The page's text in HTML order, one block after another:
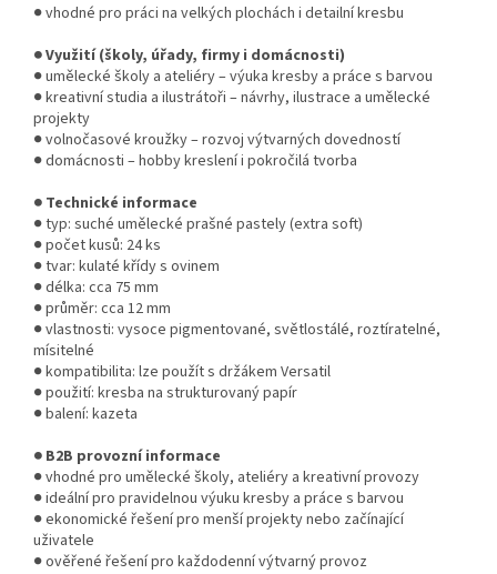
● vhodné pro práci na velkých plochách i detailní kresbu
● Využití (školy, úřady, firmy i domácnosti)
● umělecké školy a ateliéry – výuka kresby a práce s barvou
● kreativní studia a ilustrátoři – návrhy, ilustrace a umělecké
projekty
● volnočasové kroužky – rozvoj výtvarných dovedností
● domácnosti – hobby kreslení i pokročilá tvorba
● Technické informace
● typ: suché umělecké prašné pastely (extra soft)
● počet kusů: 24 ks
● tvar: kulaté křídy s ovinem
● délka: cca 75 mm
● průměr: cca 12 mm
● vlastnosti: vysoce pigmentované, světlostálé, roztíratelné,
mísitelné
● kompatibilita: lze použít s držákem Versatil
● použití: kresba na strukturovaný papír
● balení: kazeta
● B2B provozní informace
● vhodné pro umělecké školy, ateliéry a kreativní provozy
● ideální pro pravidelnou výuku kresby a práce s barvou
● ekonomické řešení pro menší projekty nebo začínající
uživatele
● ověřené řešení pro každodenní výtvarný provoz